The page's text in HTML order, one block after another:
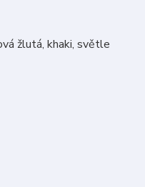
žlutá, khaki, světle